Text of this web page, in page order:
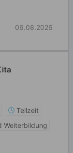
06.08.2026
Teilzeit
Weiterbildung